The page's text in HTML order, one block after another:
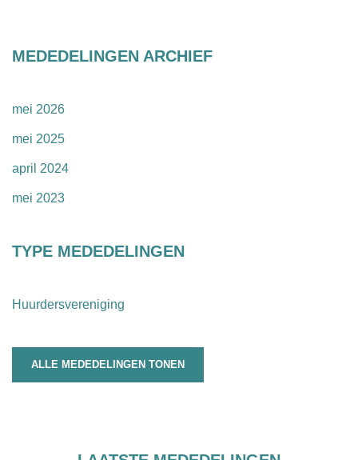
MEDEDELINGEN ARCHIEF
mei 2026
mei 2025
april 2024
mei 2023
TYPE MEDEDELINGEN
Huurdersvereniging
ALLE MEDEDELINGEN TONEN